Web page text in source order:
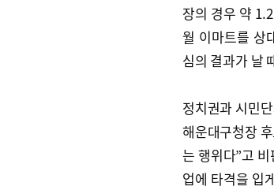
장의 경우 약
월 이마트를 상
심의 결과가 날
정치권과 시민
해운대구청장
는 행위다”고
업에 타격을 입